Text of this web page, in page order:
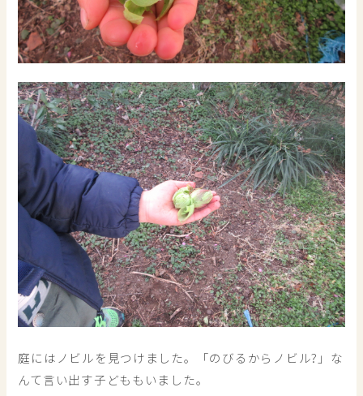
庭にはノビルを見つけました。「のびるからノビル?」な
んて言い出す子どももいました。